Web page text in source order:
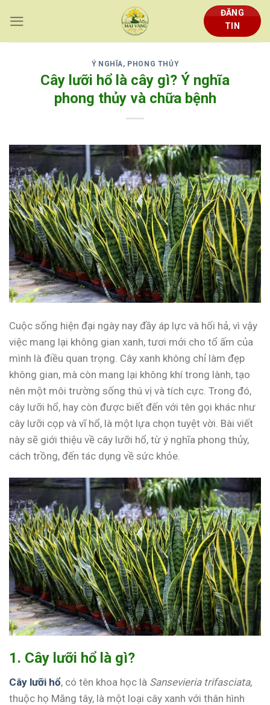
content
ĐĂNG
TIN
Ý NGHĨA, PHONG THỦY
Cây lưỡi hổ là cây gì? Ý nghĩa
phong thủy và chữa bệnh
Cuộc sống hiện đại ngày nay đầy áp lực và hối hả, vì vậy
việc mang lại không gian xanh, tươi mới cho tổ ấm của
mình là điều quan trọng. Cây xanh không chỉ làm đẹp
không gian, mà còn mang lại không khí trong lành, tạo
nên một môi trường sống thú vị và tích cực. Trong đó,
cây lưỡi hổ, hay còn được biết đến với tên gọi khác như
cây lưỡi cọp và vĩ hổ, là một lựa chọn tuyệt vời. Bài viết
này sẽ giới thiệu về cây lưỡi hổ, từ ý nghĩa phong thủy,
cách trồng, đến tác dụng về sức khỏe.
1. Cây lưỡi hổ là gì?
Cây lưỡi hổ, có tên khoa học là Sansevieria trifasciata,
thuộc họ Măng tây, là một loại cây xanh với thân hình